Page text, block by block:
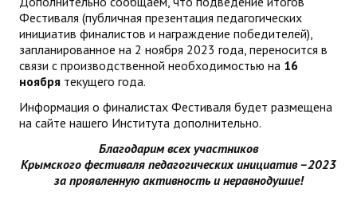
Фестиваля (публичная презентация педагогических
инициатив финалистов и награждение победителей),
запланированное на 2 ноября 2023 года, переносится в
связи с производственной необходимостью на 16
ноября текущего года.
Информация о финалистах Фестиваля будет размещена
на сайте нашего Института дополнительно.
Благодарим всех участников
Крымского фестиваля педагогических инициатив –2023
за проявленную активность и неравнодушие!